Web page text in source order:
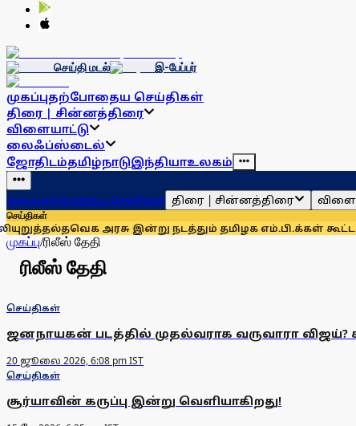
செய்தி மடல் இ-பேப்பர்
முகப்புதற்போதைய செய்திகள்
திரை | சின்னத்திரை
விளையாட்டு
லைஃப்ஸ்டைல்
ஜோதிடம்தமிழ்நாடுஇந்தியாஉலகம்
முகப்புதற்போதைய செய்திகள் திரை | சின்னத்திரை
செய்திகள்
தவெக அரசு இன்று நடத்தும் தமிழக எம்.பி.க்கள்
முகப்பு/ரிலீஸ் தேதி
ரிலீஸ் தேதி
செய்திகள்
ஜனநாயகன் படத்தில் முதல்வராக வருவாரா விஜய்?
20 ஜூலை 2026, 6:08 pm IST
செய்திகள்
சூர்யாவின் கருப்பு இன்று வெளியாகிறது!